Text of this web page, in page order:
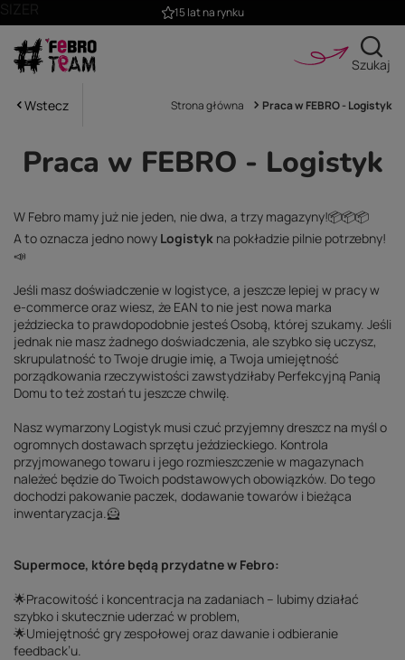
15 lat na rynku
Szukaj
Wstecz Strona główna Praca w FEBRO - Logistyk
Praca w FEBRO - Logistyk
W Febro mamy już nie jeden, nie dwa, a trzy magazyny!📦📦📦
A to oznacza jedno nowy Logistyk na pokładzie pilnie potrzebny!
📣
Jeśli masz doświadczenie w logistyce, a jeszcze lepiej w pracy w
e-commerce oraz wiesz, że EAN to nie jest nowa marka
jeździecka to prawdopodobnie jesteś Osobą, której szukamy. Jeśli
jednak nie masz żadnego doświadczenia, ale szybko się uczysz,
skrupulatność to Twoje drugie imię, a Twoja umiejętność
porządkowania rzeczywistości zawstydziłaby Perfekcyjną Panią
Domu to też zostań tu jeszcze chwilę.
Nasz wymarzony Logistyk musi czuć przyjemny dreszcz na myśl o
ogromnych dostawach sprzętu jeździeckiego. Kontrola
przyjmowanego towaru i jego rozmieszczenie w magazynach
należeć będzie do Twoich podstawowych obowiązków. Do tego
dochodzi pakowanie paczek, dodawanie towarów i bieżąca
inwentaryzacja.🦸
Supermoce, które będą przydatne w Febro:
🌟Pracowitość i koncentracja na zadaniach – lubimy działać
szybko i skutecznie uderzać w problem,
🌟Umiejętność gry zespołowej oraz dawanie i odbieranie
feedback’u.